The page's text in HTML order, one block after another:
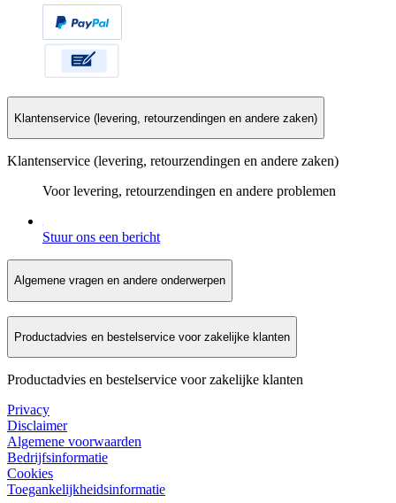
Klantenservice (levering, retourzendingen en andere zaken)
Klantenservice (levering, retourzendingen en andere zaken)
Voor levering, retourzendingen en andere problemen
Stuur ons een bericht
Algemene vragen en andere onderwerpen
Productadvies en bestelservice voor zakelijke klanten
Productadvies en bestelservice voor zakelijke klanten
Privacy
Disclaimer
Algemene voorwaarden
Bedrijfsinformatie
Cookies
Toegankelijkheidsinformatie